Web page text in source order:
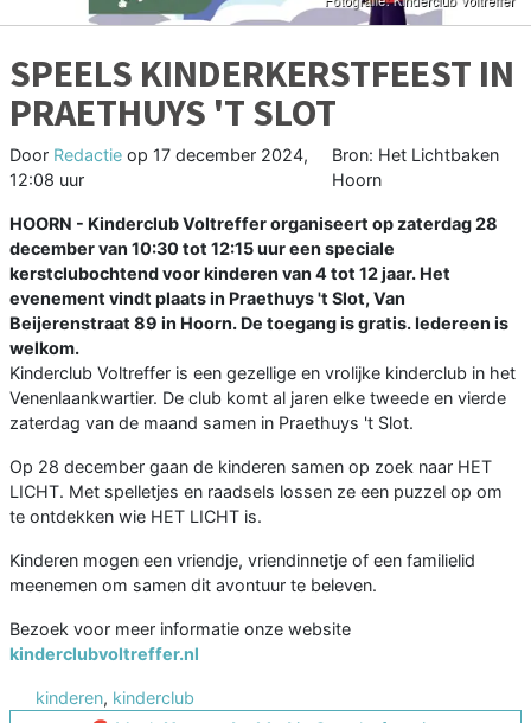
SPEELS KINDERKERSTFEEST IN
PRAETHUYS 'T SLOT
Door Redactie op 17 december 2024,
12:08 uur
Bron: Het Lichtbaken
Hoorn
HOORN - Kinderclub Voltreffer organiseert op zaterdag 28
december van 10:30 tot 12:15 uur een speciale
kerstclubochtend voor kinderen van 4 tot 12 jaar. Het
evenement vindt plaats in Praethuys 't Slot, Van
Beijerenstraat 89 in Hoorn. De toegang is gratis. Iedereen is
welkom.
Kinderclub Voltreffer is een gezellige en vrolijke kinderclub in het
Venenlaankwartier. De club komt al jaren elke tweede en vierde
zaterdag van de maand samen in Praethuys 't Slot.
Op 28 december gaan de kinderen samen op zoek naar HET
LICHT. Met spelletjes en raadsels lossen ze een puzzel op om
te ontdekken wie HET LICHT is.
Kinderen mogen een vriendje, vriendinnetje of een familielid
meenemen om samen dit avontuur te beleven.
Bezoek voor meer informatie onze website
kinderclubvoltreffer.nl
kinderen, kinderclub